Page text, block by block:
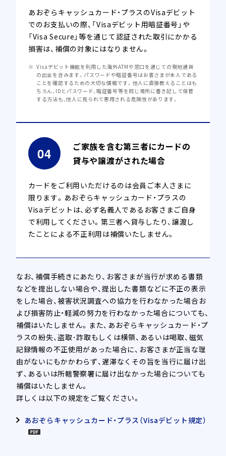
あおぞらキャッシュカード・プラスのVisaデビット
でのお支払いの際、「Visaデビット用暗証番号」や
「Visa Secure」等を通じて認証された取引にかかる
損害は、補償の対象にはなりません。
Visaデビット機能を利用した海外ATMや窓口を通じての現地通貨
の出金を含みます。パスワードや暗証番号はお客さまが本人である
ことを確認するための大切な情報です。他人に直接教えることはも
ちろん、IDとパスワード、暗証番号等を同じ場所に書き記して保管
する方法も、他人に見られて悪用される危険性があります。
ご家族を含む第三者にカードの
貸与や譲渡がされた場合
カードをご利用いただけるのは会員ご本人さまに
限ります。あおぞらキャッシュカード・プラスの
Visaデビットは、必ず名義人であるお客さまご自身
で利用してください。第三者へ貸与したり、譲渡し
たことによる不正利用は補償いたしません。
なお、補償手続きにあたり、お客さまが当行が求める書類
などを提出しない場合や、提出した書類などに不正の表示
をした場合、被害状況調査への協力を行わなかった場合お
よび損害防止・軽減の努力を行わなかった場合についても、
補償はいたしません。また、あおぞらキャッシュカード・プ
ラスの紛失、盗取･詐取もしくは横領、あるいは喝取、磁気
記録情報の不正使用があった場合に、お客さまが正当な理
由がないにもかかわらず、遅滞なくその旨を当行に届け出
ず、あるいは所轄警察署に届け出なかった場合についても
補償はいたしません。
詳しくは以下の規定をご覧ください。
あおぞらキャッシュカード・プラス（Visaデビット規定）